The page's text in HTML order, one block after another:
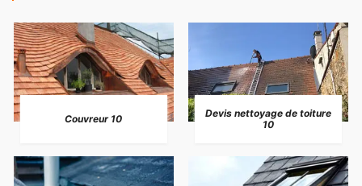
Couvreur 10
Devis nettoyage de toiture
10